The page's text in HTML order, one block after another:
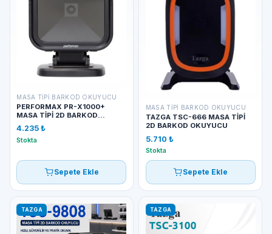
MASA TIPI BARKOD OKUYUCU
PERFORMAX PR-X1000+
MASA TİPİ 2D BARKOD
OKUYUCU
4.235 ₺
Stokta
Sepete Ekle
MASA TIPI BARKOD OKUYUCU
TAZGA TSC-666 MASA TİPİ
2D BARKOD OKUYUCU
5.710 ₺
Stokta
Sepete Ekle
TAZGA TAZGA